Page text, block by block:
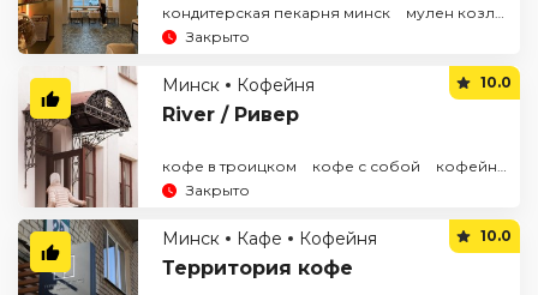
кондитерская пекарня минск
мулен козлова
Закрыто
Минск Кофейня
River / Ривер
10.0
кофе в троицком кофе с собой
кофейня в центре
Закрыто
Минск Кафе Кофейня
Территория кофе
10.0